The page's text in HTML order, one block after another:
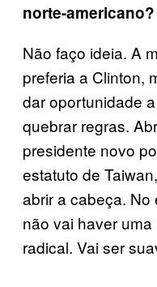
norte-americano?
Não faço ideia. A
preferia a Clinton,
dar oportunidade
quebrar regras.
presidente novo
estatuto de
abrir a cabeça. No
não vai haver
radical. Vai ser